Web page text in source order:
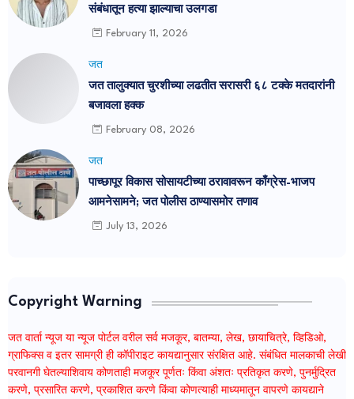
संबंधातून हत्या झाल्याचा उलगडा
February 11, 2026
जत
जत तालुक्यात चुरशीच्या लढतीत सरासरी ६८ टक्के मतदारांनी
बजावला हक्क
February 08, 2026
जत
पाच्छापूर विकास सोसायटीच्या ठरावावरून काँग्रेस-भाजप
आमनेसामने; जत पोलीस ठाण्यासमोर तणाव
July 13, 2026
Copyright Warning
जत वार्ता न्यूज या न्यूज पोर्टल वरील सर्व मजकूर, बातम्या, लेख, छायाचित्रे, व्हिडिओ,
ग्राफिक्स व इतर सामग्री ही कॉपीराइट कायद्यानुसार संरक्षित आहे. संबंधित मालकाची लेखी
परवानगी घेतल्याशिवाय कोणताही मजकूर पूर्णतः किंवा अंशतः प्रतिकृत करणे, पुनर्मुद्रित
करणे, प्रसारित करणे, प्रकाशित करणे किंवा कोणत्याही माध्यमातून वापरणे कायद्याने